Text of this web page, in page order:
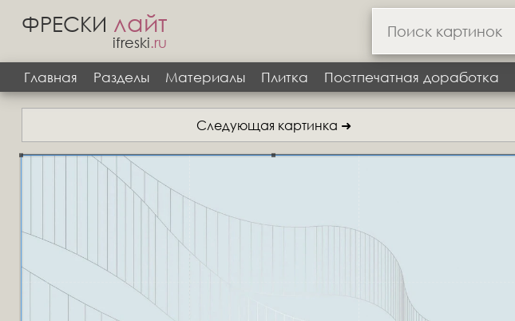
ФРЕСКИ лайт
ifreski.ru
Главная
Разделы Материалы Плитка Постпечатная доработка
Следующая картинка ➜